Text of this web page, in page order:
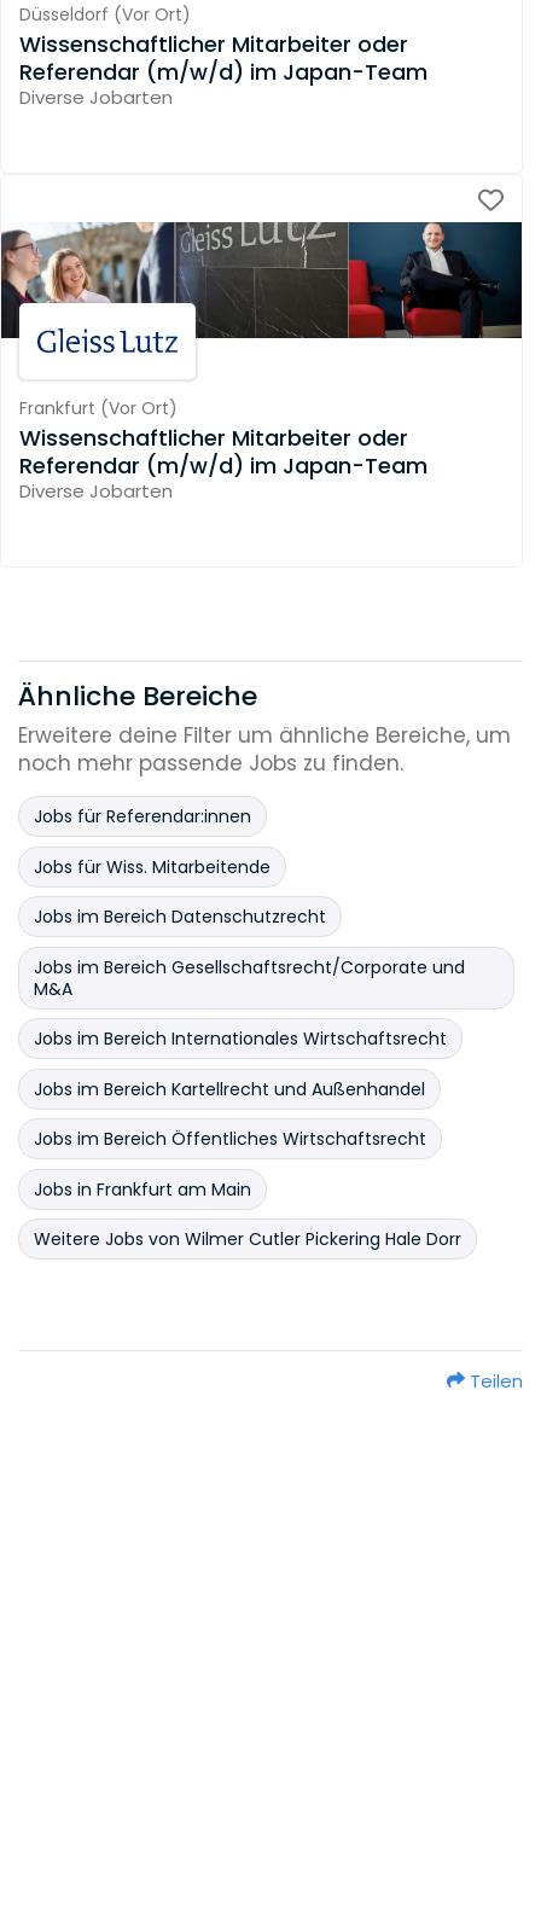
Düsseldorf (Vor Ort)
Wissenschaftlicher Mitarbeiter oder
Referendar (m/w/d) im Japan-Team
Diverse Jobarten
Frankfurt (Vor Ort)
Wissenschaftlicher Mitarbeiter oder
Referendar (m/w/d) im Japan-Team
Diverse Jobarten
Ähnliche Bereiche
Erweitere deine Filter um ähnliche Bereiche, um
noch mehr passende Jobs zu finden.
Jobs für Referendar:innen
Jobs für Wiss. Mitarbeitende
Jobs im Bereich Datenschutzrecht
Jobs im Bereich Gesellschaftsrecht/Corporate und
M&A
Jobs im Bereich Internationales Wirtschaftsrecht
Jobs im Bereich Kartellrecht und Außenhandel
Jobs im Bereich Öffentliches Wirtschaftsrecht
Jobs in Frankfurt am Main
Weitere Jobs von Wilmer Cutler Pickering Hale Dorr
Teilen